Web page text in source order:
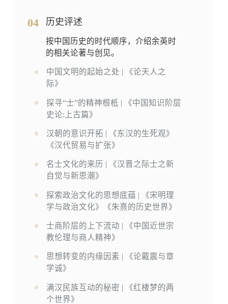
04 历史评述
按中国历史的时代顺序，介绍余英时
的相关论著与创见。
中国文明的起始之处 | 《论天人之
际》
探寻“士”的精神根柢 | 《中国知识阶层
史论:上古篇》
汉朝的意识开拓 | 《东汉的生死观》
《汉代贸易与扩张》
名士文化的来历 | 《汉晋之际士之新
自觉与新思潮》
探索政治文化的思想底蕴 | 《宋明理
学与政治文化》《朱熹的历史世界》
士商阶层的上下流动 | 《中国近世宗
教伦理与商人精神》
思想转变的内缘因素 | 《论戴震与章
学诚》
满汉民族互动的秘密 | 《红楼梦的两
个世界》